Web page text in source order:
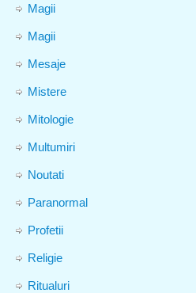
Magii
Magii
Mesaje
Mistere
Mitologie
Multumiri
Noutati
Paranormal
Profetii
Religie
Ritualuri